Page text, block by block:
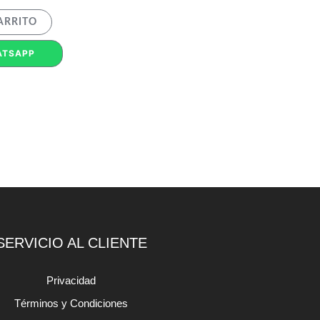
AL CLIENTE
Privacidad
Términos y Condiciones